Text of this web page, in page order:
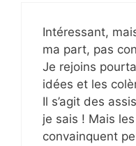
Intéressant,
ma part, pas
Je rejoins
idées et les
Il s’agit des
je sais ! Mais
convainquent